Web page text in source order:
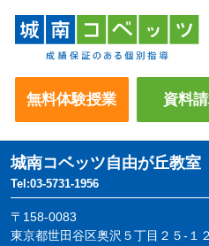
無料体験授業 資料
城南コベッツ自由が丘教室
Tel:03-5731-1956
〒158-0083
東京都世田谷区奥沢５丁目２５-１